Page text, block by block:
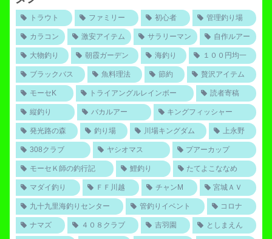
トラウト ファミリー 初心者 管理釣り場
カラコン 激安アイテム サラリーマン 自作ルアー
大物釣り 朝霞ガーデン 海釣り １００円均一
ブラックバス 魚料理法 節約 贅沢アイテム
モーセK トライアングルレインボー 読者寄稿
縦釣り バカルアー キングフィッシャー
発光路の森 釣り場 川場キングダム 上永野
308クラブ ヤシオマス プアーカップ
モーセＫ師の釣行記 鯉釣り たてよこななめ
マダイ釣り ＦＦ川越 チャンM 宮城ＡＶ
九十九里海釣りセンター 管釣りイベント コロナ
ナマズ ４０８クラブ 吉羽園 としまえん